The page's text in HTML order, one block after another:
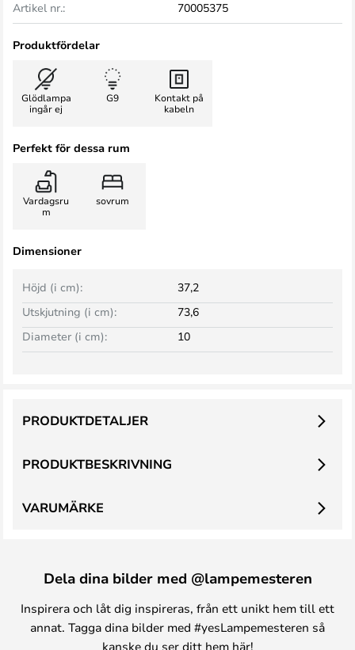
Artikel nr.:
70005375
Produktfördelar
Glödlampa
ingår ej
G9
Kontakt på
kabeln
Perfekt för dessa rum
Vardagsru
m
sovrum
Dimensioner
Höjd (i cm):
37,2
Utskjutning (i cm):
73,6
Diameter (i cm):
10
PRODUKTBESKRIVNING
PRODUKTDETALJER
VARUMÄRKE
Dela dina bilder med @lampemesteren
Inspirera och låt dig inspireras, från ett unikt hem till ett
annat. Tagga dina bilder med #yesLampemesteren så
kanske du ser ditt hem här!